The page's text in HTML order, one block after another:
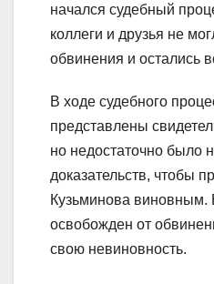
начался судебный
коллеги и друзья не
обвинения и остались
В ходе судебного
представлены
но недостаточно было
доказательств, чтобы
Кузьминова виновным.
освобожден от
свою невиновность.